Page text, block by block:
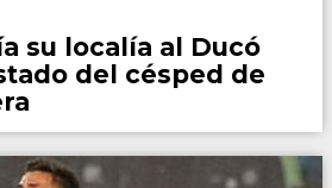
su localía al Ducó
del césped de